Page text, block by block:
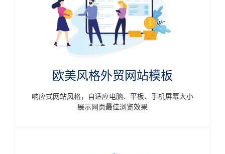
欧美风格外贸网站模板
响应式网站风格，自适应电脑、平板、手机屏幕大小
展示网页最佳浏览效果